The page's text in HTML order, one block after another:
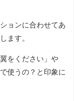
ョンに合わせてあ
ます。
をください」や
使うの？と印象に